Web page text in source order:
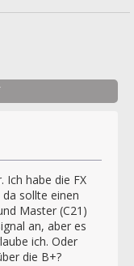
Ich habe die FX
sollte einen
Master (C21)
an, aber es
ich. Oder
die B+?